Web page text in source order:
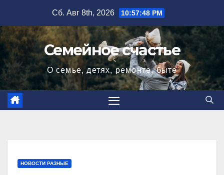
содержимому
Сб. Авг 8th, 2026 10:57:49 PM
Семейное счастье
О семье, детях, ремонте, быте
НОВОСТИ РАЗНЫЕ